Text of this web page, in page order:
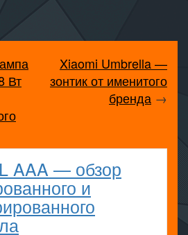
Вт
Xiaomi Umbrella —
зонтик от именитого
бренда →
AAA — обзор
и